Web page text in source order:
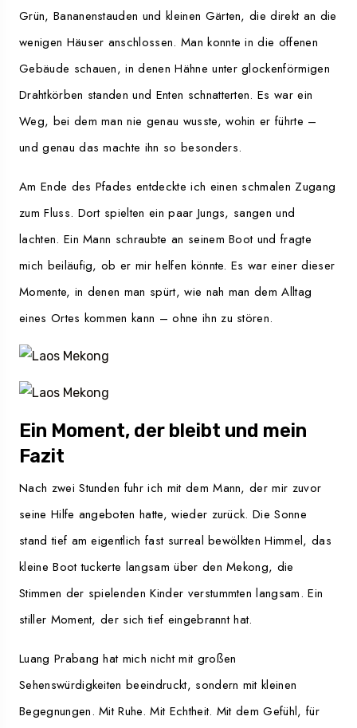
Grün, Bananenstauden und kleinen Gärten, die direkt an die
wenigen Häuser anschlossen. Man konnte in die offenen
Gebäude schauen, in denen Hähne unter glockenförmigen
Drahtkörben standen und Enten schnatterten. Es war ein
Weg, bei dem man nie genau wusste, wohin er führte –
und genau das machte ihn so besonders.
Am Ende des Pfades entdeckte ich einen schmalen Zugang
zum Fluss. Dort spielten ein paar Jungs, sangen und
lachten. Ein Mann schraubte an seinem Boot und fragte
mich beiläufig, ob er mir helfen könnte. Es war einer dieser
Momente, in denen man spürt, wie nah man dem Alltag
eines Ortes kommen kann – ohne ihn zu stören.
Ein Moment, der bleibt und mein
Fazit
Nach zwei Stunden fuhr ich mit dem Mann, der mir zuvor
seine Hilfe angeboten hatte, wieder zurück. Die Sonne
stand tief am eigentlich fast surreal bewölkten Himmel, das
kleine Boot tuckerte langsam über den Mekong, die
Stimmen der spielenden Kinder verstummten langsam. Ein
stiller Moment, der sich tief eingebrannt hat.
Luang Prabang hat mich nicht mit großen
Sehenswürdigkeiten beeindruckt, sondern mit kleinen
Begegnungen. Mit Ruhe. Mit Echtheit. Mit dem Gefühl, für